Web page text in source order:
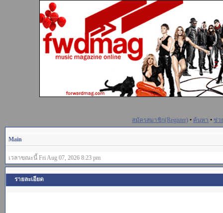
สมัครสมาชิก(Register) • ค้นหา • ช่ว
Main
เวลาขณะนี้ Fri Aug 07, 2026 8:23 pm
รายละเอียด